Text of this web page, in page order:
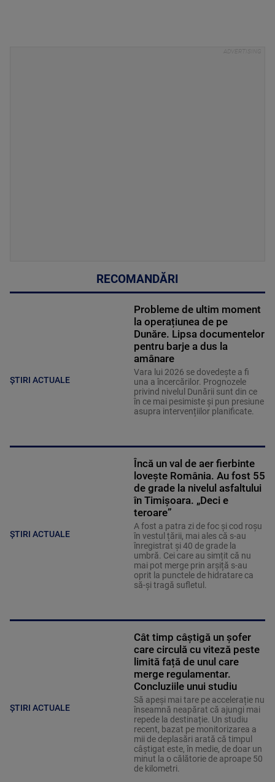
RECOMANDĂRI
ȘTIRI ACTUALE
Probleme de ultim moment
la operațiunea de pe
Dunăre. Lipsa documentelor
pentru barje a dus la
amânare
Vara lui 2026 se dovedește a fi
una a încercărilor. Prognozele
privind nivelul Dunării sunt din ce
în ce mai pesimiste și pun presiune
asupra intervențiilor planificate.
ȘTIRI ACTUALE
Încă un val de aer fierbinte
lovește România. Au fost 55
de grade la nivelul asfaltului
în Timișoara. „Deci e
teroare”
A fost a patra zi de foc și cod roșu
în vestul țării, mai ales că s-au
înregistrat și 40 de grade la
umbră. Cei care au simțit că nu
mai pot merge prin arșiță s-au
oprit la punctele de hidratare ca
să-și tragă sufletul.
ȘTIRI ACTUALE
Cât timp câștigă un șofer
care circulă cu viteză peste
limită față de unul care
merge regulamentar.
Concluziile unui studiu
Să apeși mai tare pe accelerație nu
înseamnă neapărat că ajungi mai
repede la destinație. Un studiu
recent, bazat pe monitorizarea a
mii de deplasări arată că timpul
câștigat este, în medie, de doar un
minut la o călătorie de aproape 50
de kilometri.